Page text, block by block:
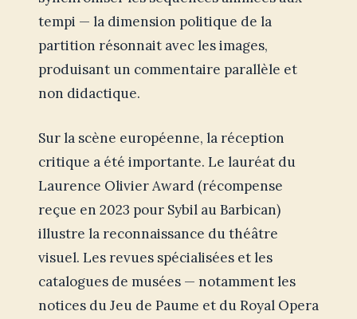
tempi — la dimension politique de la
partition résonnait avec les images,
produisant un commentaire parallèle et
non didactique.
Sur la scène européenne, la réception
critique a été importante. Le lauréat du
Laurence Olivier Award (récompense
reçue en 2023 pour Sybil au Barbican)
illustre la reconnaissance du théâtre
visuel. Les revues spécialisées et les
catalogues de musées — notamment les
notices du Jeu de Paume et du Royal Opera